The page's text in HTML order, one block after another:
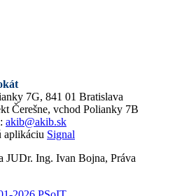
7G, 841 01 Bratislava
Čerešne, vchod Polianky 7B
akib@akib.sk
aplikáciu Signal
JUDr. Ing. Ivan Bojna, Práva